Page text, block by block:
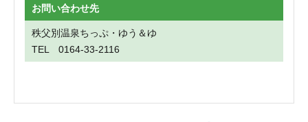
お問い合わせ先
秩父別温泉ちっぷ・ゆう＆ゆ
TEL 0164-33-2116